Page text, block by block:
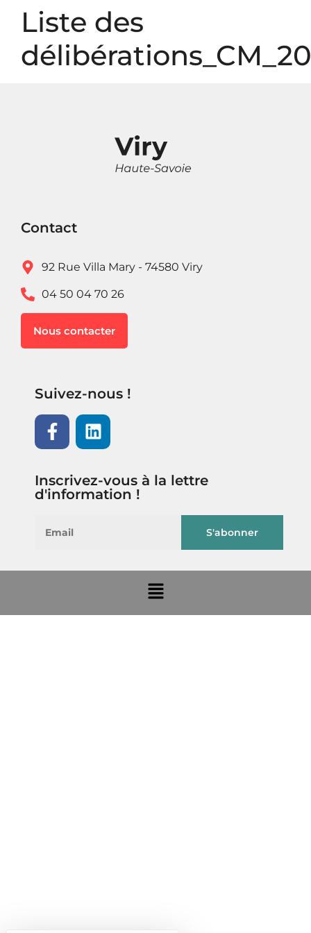
Liste des
Contact
92 Rue Villa Mary - 74580 Viry
04 50 04 70 26
Nous contacter
Suivez-nous !
Inscrivez-vous à la lettre
d'information !
Panneau de gestion des cookies